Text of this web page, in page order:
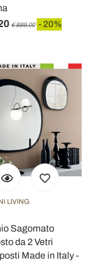
€ 889,00 - 20%
LIVING
Sagomato
da 2 Vetri
Made in Italy -